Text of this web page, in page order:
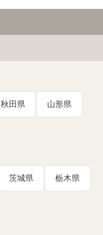
秋田県 山形県
茨城県 栃木県